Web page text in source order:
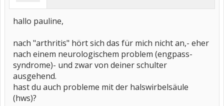
hallo pauline,
nach "arthritis" hört sich das für mich nicht an,- eher
nach einem neurologischem problem (engpass-
syndrome)- und zwar von deiner schulter
ausgehend.
hast du auch probleme mit der halswirbelsäule
(hws)?